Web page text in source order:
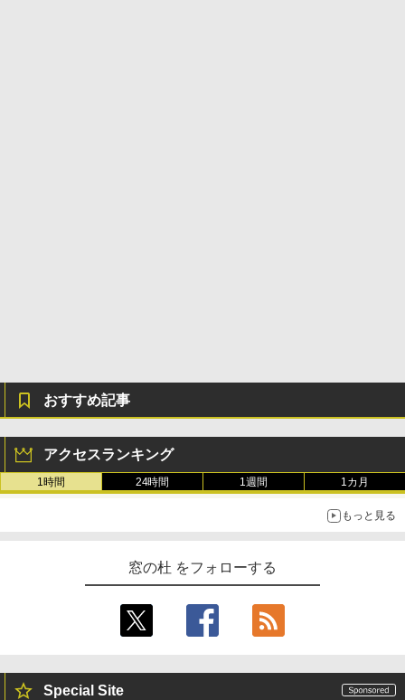
おすすめ記事
アクセスランキング
1時間 24時間 1週間 1カ月
もっと見る
窓の杜 をフォローする
Special Site